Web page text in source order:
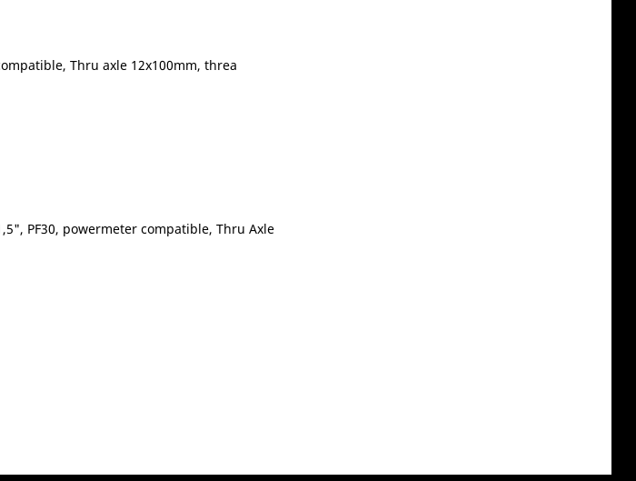
Thru axle 12x100mm, threa
PF30, powermeter compatible, Thru Axle